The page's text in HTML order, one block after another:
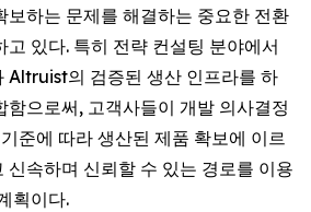
보하는 문제를 해결하는 중요한 전환
고 있다. 특히 전략 컨설팅 분야에서
Altruist의 검증된 생산 인프라를 하
함으로써, 고객사들이 개발 의사결정
준에 따라 생산된 제품 확보에 이르
신속하며 신뢰할 수 있는 경로를 이용
획이다.